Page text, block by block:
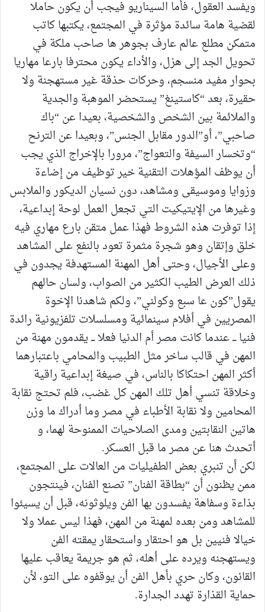
ويفسد العقول، فأما السيناريو فيجب أن يكون حاملا
لقضية هامة سائدة مؤثرة في المجتمع، يكتبها كاتب
متمكن مطلع عالم عارف بجوهر ها صاحب ملكة في
تحويل الجد إلى هزل، والأداء يكون محترفا بارعا مهاريا
بحوار مفيد منسجم، وحركات حذقة غير مستهجنة ولا
حقيرة، بعد “كاستينغ” يستحضر الموهبة والجدية
والملائمة بين الشخص والشخصية، بعيدا عن “باك
صاحبي”، أو”الدور مقابل الجنس”، وبعيدا عن الترنح
“وتخسار السيفة والتعواج”، مرورا بالإخراج الذي يجب
أن يوظف المؤهلات التقنية خير توظيف من إضاءة
وزوايا وموسيقى ومشاهد، دون نسيان الديكور والملابس
وغيرها من الإيتيكيت التي تجعل العمل لوحة إبداعية،
إذا توفرت هذه الشروط فهذا عمل متقن بارع مهاري فيه
خلق وإتقان وهو شجرة مثمرة تعود بالنفع على المشاهد
وعلى الأجيال، وحتى أهل المهنة المستهدفة يجدون في
ذلك العرض الطيب الكثير من الصواب، ولسان حالهم
يقول”كون عا سبع وكولني”، ولكم شاهدنا الإخوة
المصريين في أفلام سينمائية ومسلسلات تلفزيونية رائدة
فنيا ـــ عندما كانت مصر أم الدنيا فعلا ـــ يقدمون مهنة من
المهن في قالب ساخر مثل الطبيب والمحامي باعتبارهما
أكثر المهن احتكاكا بالناس، في صيغة إبداعية راقية
وخلاقة تنسي أهل تلك المهن كل غضب، فلم تحتج نقابة
المحامين ولا نقابة الأطباء في مصر وما أدراك ما وزن
هاتين النقابتين ومدى الصلاحيات الممنوحة لهما، و
أتحدث هنا عن مصر ما قبل العسكر.
لكن أن تنبري بعض الطفيليات من العالات على المجتمع،
ممن يظنون أن “بطاقة الفنان” تصنع الفنان، فينتجون
بذاءة وسفاهة يفسدون بها الفن ويلوثونه، قبل أن يسيئوا
للمشاهد ومن بعده لمهنة من المهن، فهذا ليس عملا ولا
خيالا فنيين بل هو احتقار واستحقار يمقته الفن
ويستهجنه ويرده على أهله، ثم هو جريمة يعاقب عليها
القانون، وكان حري بأهل الفن أن يوقفوه على التو، لأن
حماية القذارة تهدد الجدارة.